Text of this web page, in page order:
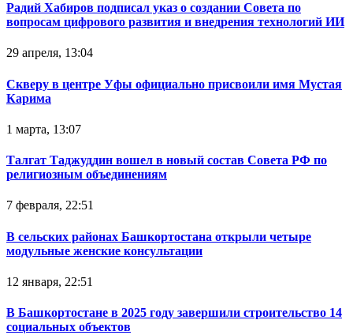
Радий Хабиров подписал указ о создании Совета по
вопросам цифрового развития и внедрения технологий ИИ
29 апреля, 13:04
Скверу в центре Уфы официально присвоили имя Мустая
Карима
1 марта, 13:07
Талгат Таджуддин вошел в новый состав Совета РФ по
религиозным объединениям
7 февраля, 22:51
В сельских районах Башкортостана открыли четыре
модульные женские консультации
12 января, 22:51
В Башкортостане в 2025 году завершили строительство 14
социальных объектов